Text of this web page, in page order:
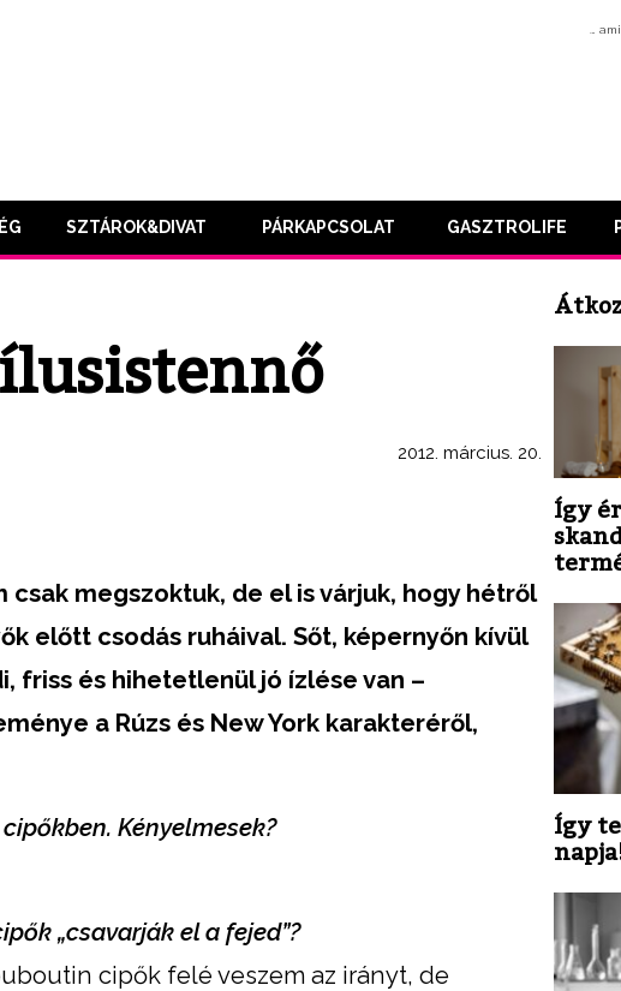
…
SZTÁROK&DIVAT PÁRKAPCSOLAT GASZTROLIFE
2012. március. 20.
megszoktuk, de el is várjuk, hogy hétről
előtt csodás ruháival. Sőt, képernyőn kívül
friss és hihetetlenül jó ízlése van –
a Rúzs és New York karakteréről,
Kényelmesek?
„csavarják el a fejed”?
cipők felé veszem az irányt, de
Így
Így